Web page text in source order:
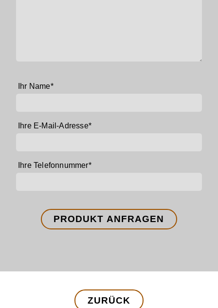
Pflichtfeld
Ihr Name*
Pflichtfeld
Ihre E-Mail-Adresse*
Pflichtfeld
Ihre Telefonnummer*
PRODUKT ANFRAGEN
ZURÜCK